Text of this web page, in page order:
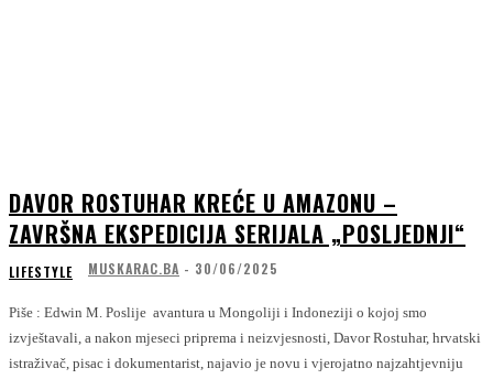
DAVOR ROSTUHAR KREĆE U AMAZONU –
ZAVRŠNA EKSPEDICIJA SERIJALA „POSLJEDNJI“
LIFESTYLE MUSKARAC.BA - 30/06/2025
Piše : Edwin M. Poslije avantura u Mongoliji i Indoneziji o kojoj smo
izvještavali, a nakon mjeseci priprema i neizvjesnosti, Davor Rostuhar, hrvatski
istraživač, pisac i dokumentarist, najavio je novu i vjerojatno najzahtjevniju